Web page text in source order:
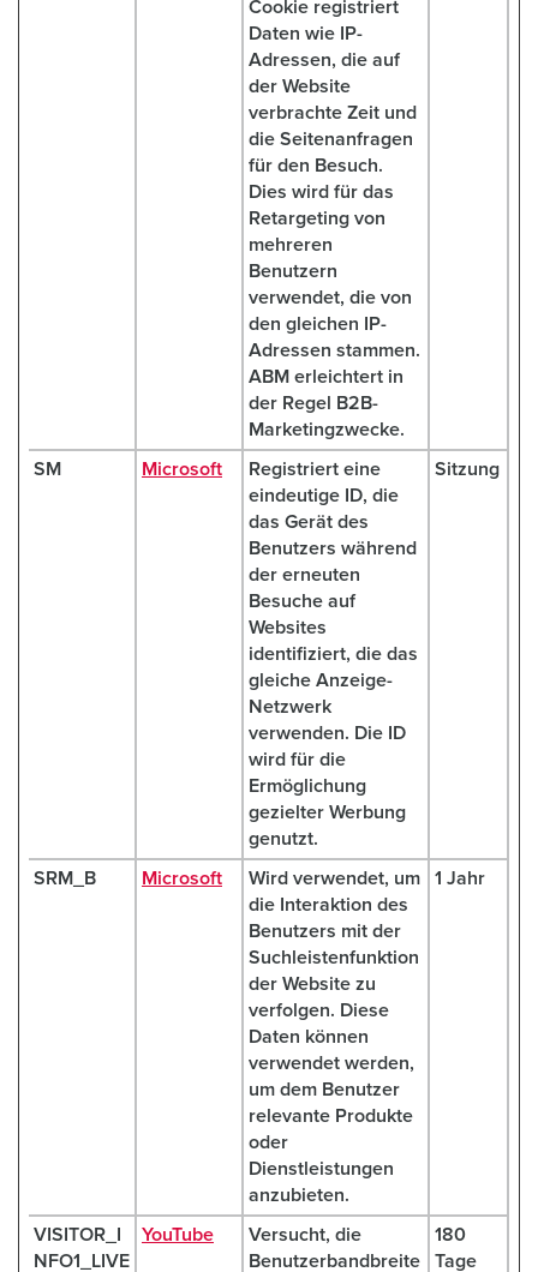
Cookie registriert
Daten wie IP-
Adressen, die auf
der Website
verbrachte Zeit und
die Seitenanfragen
für den Besuch.
Dies wird für das
Retargeting von
mehreren
Benutzern
verwendet, die von
den gleichen IP-
Adressen stammen.
ABM erleichtert in
der Regel B2B-
Marketingzwecke.
SM Microsoft
Registriert eine
eindeutige ID, die
das Gerät des
Benutzers während
der erneuten
Besuche auf
Websites
identifiziert, die das
gleiche Anzeige-
Netzwerk
verwenden. Die ID
wird für die
Ermöglichung
gezielter Werbung
genutzt.
Sitzung
SRM_B Microsoft
Wird verwendet, um
die Interaktion des
Benutzers mit der
Suchleistenfunktion
der Website zu
verfolgen. Diese
Daten können
verwendet werden,
um dem Benutzer
relevante Produkte
oder
Dienstleistungen
anzubieten.
1 Jahr
VISITOR_I
NFO1_LIVE
YouTube
Versucht, die
Benutzerbandbreite
180
Tage